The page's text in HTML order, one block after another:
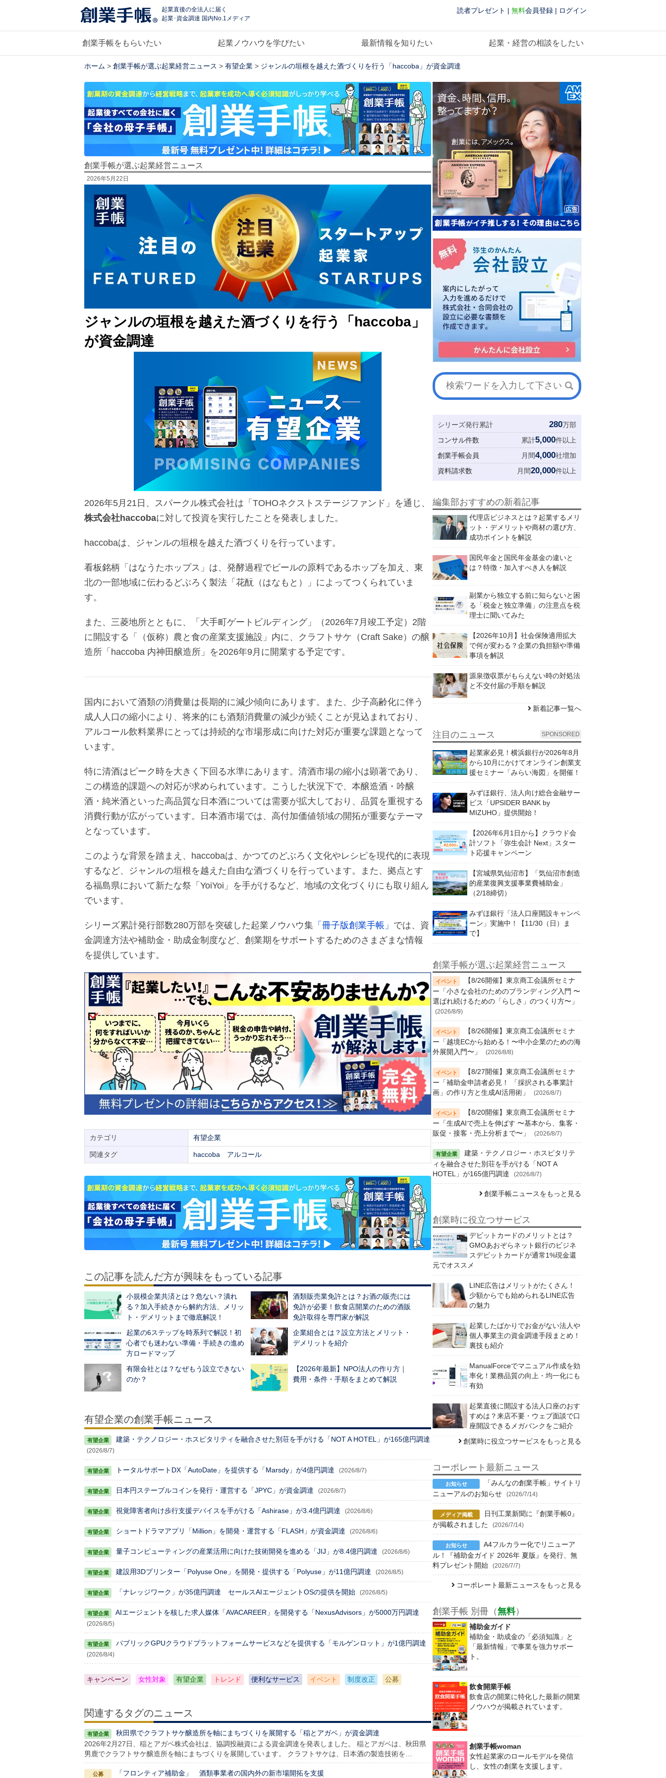
起業直後の全法人に届く
起業･資金調達 国内No.1メディア
読者プレゼント | 無料会員登録 | ログイン
創業手帳をもらいたい 起業ノウハウを学びたい 最新情報を知りたい 起業・経営の相談をしたい
ホーム > 創業手帳が選ぶ起業経営ニュース > 有望企業 > ジャンルの垣根を越えた酒づくりを行う「haccoba」が資金調達
創業手帳が選ぶ起業経営ニュース
2026年5月22日
ジャンルの垣根を越えた酒づくりを行う「haccoba」
が資金調達
2026年5月21日、スパークル株式会社は「TOHOネクストステージファンド」を通じ、
株式会社haccobaに対して投資を実行したことを発表しました。
haccobaは、ジャンルの垣根を越えた酒づくりを行っています。
看板銘柄「はなうたホップス」は、発酵過程でビールの原料であるホップを加え、東
北の一部地域に伝わるどぶろく製法「花酛（はなもと）」によってつくられていま
す。
また、三菱地所とともに、「大手町ゲートビルディング」（2026年7月竣工予定）2階
に開設する「（仮称）農と食の産業支援施設」内に、クラフトサケ（Craft Sake）の醸
造所「haccoba 内神田醸造所」を2026年9月に開業する予定です。
国内において酒類の消費量は長期的に減少傾向にあります。また、少子高齢化に伴う
成人人口の縮小により、将来的にも酒類消費量の減少が続くことが見込まれており、
アルコール飲料業界にとっては持続的な市場形成に向けた対応が重要な課題となって
います。
特に清酒はピーク時を大きく下回る水準にあります。清酒市場の縮小は顕著であり、
この構造的課題への対応が求められています。こうした状況下で、本醸造酒・吟醸
酒・純米酒といった高品質な日本酒については需要が拡大しており、品質を重視する
消費行動が広がっています。日本酒市場では、高付加価値領域の開拓が重要なテーマ
となっています。
このような背景を踏まえ、haccobaは、かつてのどぶろく文化やレシピを現代的に表現
するなど、ジャンルの垣根を越えた自由な酒づくりを行っています。また、拠点とす
る福島県において新たな祭「YoiYoi」を手がけるなど、地域の文化づくりにも取り組ん
でいます。
シリーズ累計発行部数280万部を突破した起業ノウハウ集 「冊子版創業手帳」 では、資
金調達方法や補助金・助成金制度など、創業期をサポートするためのさまざまな情報
を提供しています。
カテゴリ 有望企業
関連タグ haccoba アルコール
この記事を読んだ方が興味をもっている記事
小規模企業共済とは？危ない？潰れ
る？加入手続きから解約方法、メリッ
ト・デメリットまで徹底解説！
酒類販売業免許とは？お酒の販売には
免許が必要！飲食店開業のための酒販
免許取得を専門家が解説
起業の6ステップを時系列で解説！初
心者でも迷わない準備・手続きの進め
方ロードマップ
企業組合とは？設立方法とメリット・
デメリットを紹介
有限会社とは？なぜもう設立できない
のか？
【2026年最新】NPO法人の作り方｜
費用・条件・手順をまとめて解説
有望企業の創業手帳ニュース
建築・テクノロジー・ホスピタリティを融合させた別荘を手がける「NOT A HOTEL」が165億円調達
(2026/8/7)
トータルサポートDX「AutoDate」を提供する「Marsdy」が4億円調達 (2026/8/7)
日本円ステーブルコインを発行・運営する「JPYC」が資金調達 (2026/8/7)
視覚障害者向け歩行支援デバイスを手がける「Ashirase」が3.4億円調達 (2026/8/6)
ショートドラマアプリ「Million」を開発・運営する「FLASH」が資金調達 (2026/8/6)
量子コンピューティングの産業活用に向けた技術開発を進める「JIJ」が8.4億円調達 (2026/8/6)
建設用3Dプリンター「Polyuse One」を開発・提供する「Polyuse」が11億円調達 (2026/8/5)
「ナレッジワーク」が35億円調達 セールスAIエージェントOSの提供を開始 (2026/8/5)
AIエージェントを核した求人媒体「AVACAREER」を開発する「NexusAdvisors」が5000万円調達
(2026/8/5)
パブリックGPUクラウドプラットフォームサービスなどを提供する「モルゲンロット」が1億円調達
(2026/8/4)
キャンペーン 女性対象 有望企業 トレンド 便利なサービス イベント 制度改正 公募
関連するタグのニュース
秋田県でクラフトサケ醸造所を軸にまちづくりを展開する「稲とアガベ」が資金調達
2026年2月27日、稲とアガベ株式会社は、協調投融資による資金調達を発表しました。 稲とアガベは、秋田県
男鹿でクラフトサケ醸造所を軸にまちづくりを展開しています。 クラフトサケは、日本酒の製造技術を…
「フロンティア補助金」 酒類事業者の国内外の新市場開拓を支援
シリーズ発行累計 280万部
コンサル件数
累計5,000件以上
創業手帳会員
月間4,000社増加
資料請求数
月間20,000件以上
編集部おすすめの新着記事
代理店ビジネスとは？起業するメリ
ット・デメリットや商材の選び方、
成功ポイントを解説
国民年金と国民年金基金の違いと
は？特徴・加入すべき人を解説
副業から独立する前に知らないと困
る「税金と独立準備」の注意点を税
理士に聞いてみた
【2026年10月】社会保険適用拡大
で何が変わる？企業の負担額や準備
事項を解説
源泉徴収票がもらえない時の対処法
と不交付届の手順を解説
新着記事一覧へ
注目のニュース SPONSORED
起業家必見！横浜銀行が2026年8月
から10月にかけてオンライン創業支
援セミナー「みらい海図」を開催！
みずほ銀行、法人向け総合金融サー
ビス「UPSIDER BANK by
MIZUHO」提供開始！
【2026年6月1日から】クラウド会
計ソフト「弥生会計 Next」スター
ト応援キャンペーン
【宮城県気仙沼市】「気仙沼市創造
的産業復興支援事業費補助金」
（2/18締切）
みずほ銀行「法人口座開設キャンペ
ーン」実施中！【11/30（日）ま
で】
創業手帳が選ぶ起業経営ニュース
【8/26開催】東京商工会議所セミナ
ー「小さな会社のためのブランディング入門 〜
選ばれ続けるための「らしさ」のつくり方〜」
(2026/8/9)
【8/26開催】東京商工会議所セミナ
ー「越境ECから始める！〜中小企業のための海
外展開入門〜」
(2026/8/8)
【8/27開催】東京商工会議所セミナ
ー「補助金申請者必見！ 「採択される事業計
画」の作り方と生成AI活用術」
(2026/8/7)
【8/20開催】東京商工会議所セミナ
ー「生成AIで売上を伸ばす 〜基本から、集客・
販促・接客・売上分析まで〜」
(2026/8/7)
建築・テクノロジー・ホスピタリテ
ィを融合させた別荘を手がける「NOT A
HOTEL」が165億円調達
(2026/8/7)
創業手帳ニュースをもっと見る
創業時に役立つサービス
デビットカードのメリットとは？
GMOあおぞらネット銀行のビジネ
スデビットカードが通常1%現金還
元でオススメ
LINE広告はメリットがたくさん！
少額からでも始められるLINE広告
の魅力
起業したばかりでお金がない法人や
個人事業主の資金調達手段まとめ！
裏技も紹介
ManualForceでマニュアル作成を効
率化！業務品質の向上・均一化にも
有効
起業直後に開設する法人口座のおす
すめは？来店不要・ウェブ面談で口
座開設できるメガバンクをご紹介
創業時に役立つサービスをもっと見る
コーポレート最新ニュース
「みんなの創業手帳」サイトリ
ニューアルのお知らせ
(2026/7/14)
日刊工業新聞に『創業手帳0』
が掲載されました
(2026/7/14)
A4フルカラー化でリニューア
ル！『補助金ガイド 2026年 夏版』を発行、無
料プレゼント開始
(2026/7/7)
コーポレート最新ニュースをもっと見る
創業手帳 別冊（無料）
補助金ガイド
補助金・助成金の「必須知識」と
「最新情報」で事業を強力サポー
ト。
飲食開業手帳
飲食店の開業に特化した最新の開業
ノウハウが掲載されています。
創業手帳woman
女性起業家のロールモデルを発信
し、女性の創業を支援します。